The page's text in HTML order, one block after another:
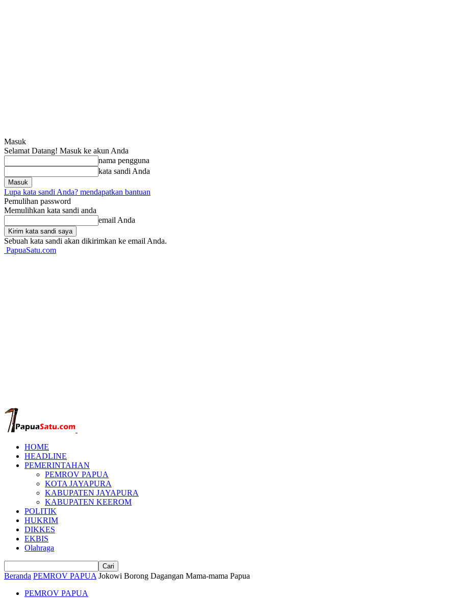
Masuk
Selamat Datang! Masuk ke akun Anda
nama pengguna
kata sandi Anda
Lupa kata sandi Anda? mendapatkan bantuan
Pemulihan password
Memulihkan kata sandi anda
email Anda
Sebuah kata sandi akan dikirimkan ke email Anda.
PapuaSatu.com
HOME
HEADLINE
PEMERINTAHAN
PEMROV PAPUA
KOTA JAYAPURA
KABUPATEN JAYAPURA
KABUPATEN KEEROM
POLITIK
HUKRIM
DIKKES
EKBIS
Olahraga
Beranda PEMROV PAPUA Jokowi Borong Dagangan Mama-mama Papua
PEMROV PAPUA